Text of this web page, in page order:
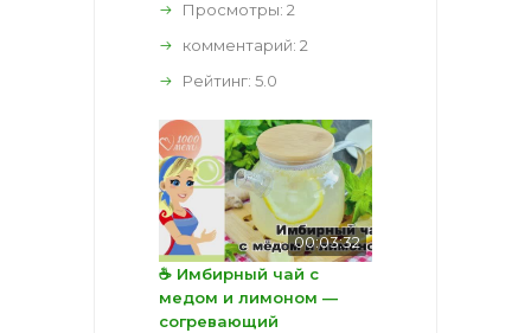
Просмотры: 2
комментарий: 2
Рейтинг: 5.0
00:03:32
☕ Имбирный чай с
медом и лимоном —
согревающий